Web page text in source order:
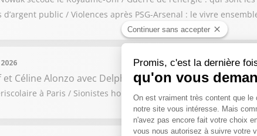
d’argent public / Violences après PSG-Arsenal : le vivre
Céline Alonzo avec Delphine Burkli
à Paris / Sionistes hors de notre ville » : l’affiche de